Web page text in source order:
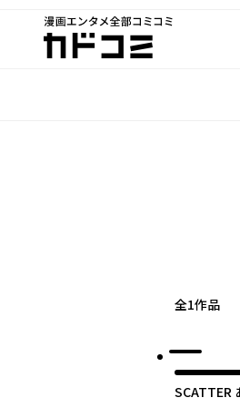
漫画エンタメ全部コミコミ
カドコミ
全1作品
SCATTER